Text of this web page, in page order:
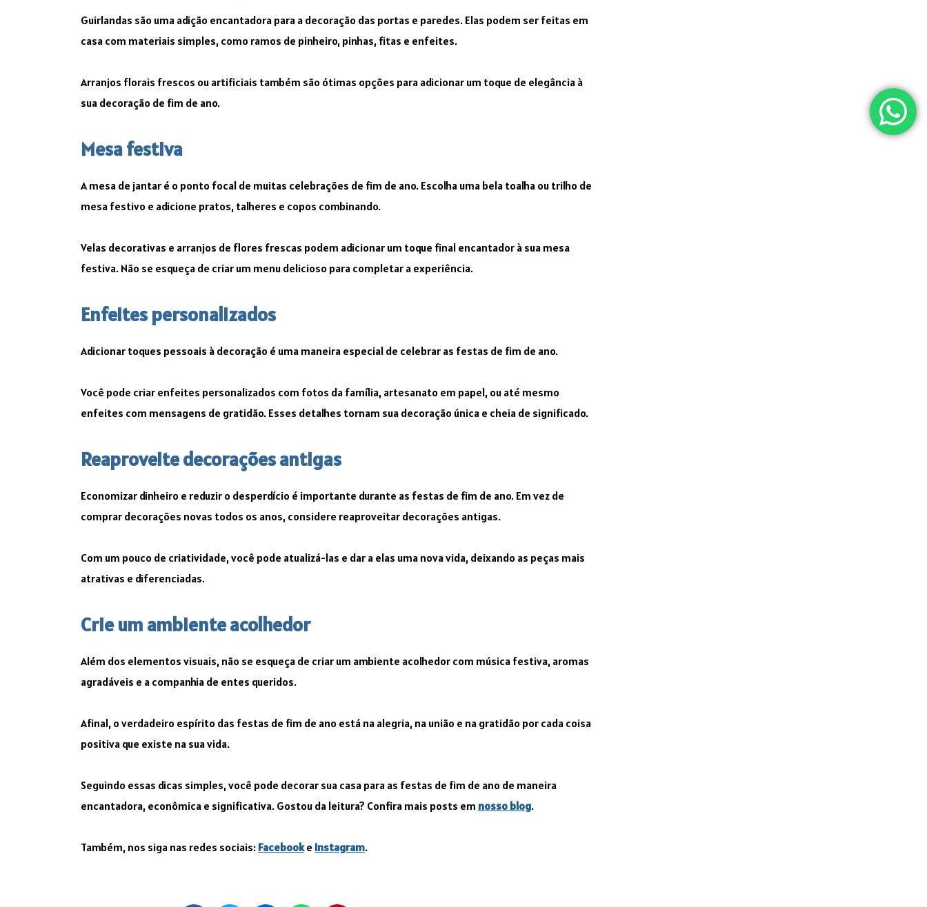
Guirlandas são uma adição encantadora para a decoração das portas e paredes. Elas podem ser feitas em
casa com materiais simples, como ramos de pinheiro, pinhas, fitas e enfeites.
Arranjos florais frescos ou artificiais também são ótimas opções para adicionar um toque de elegância à
sua decoração de fim de ano.
Mesa festiva
A mesa de jantar é o ponto focal de muitas celebrações de fim de ano. Escolha uma bela toalha ou trilho de
mesa festivo e adicione pratos, talheres e copos combinando.
Velas decorativas e arranjos de flores frescas podem adicionar um toque final encantador à sua mesa
festiva. Não se esqueça de criar um menu delicioso para completar a experiência.
Enfeites personalizados
Adicionar toques pessoais à decoração é uma maneira especial de celebrar as festas de fim de ano.
Você pode criar enfeites personalizados com fotos da família, artesanato em papel, ou até mesmo
enfeites com mensagens de gratidão. Esses detalhes tornam sua decoração única e cheia de significado.
Reaproveite decorações antigas
Economizar dinheiro e reduzir o desperdício é importante durante as festas de fim de ano. Em vez de
comprar decorações novas todos os anos, considere reaproveitar decorações antigas.
Com um pouco de criatividade, você pode atualizá-las e dar a elas uma nova vida, deixando as peças mais
atrativas e diferenciadas.
Crie um ambiente acolhedor
Além dos elementos visuais, não se esqueça de criar um ambiente acolhedor com música festiva, aromas
agradáveis e a companhia de entes queridos.
Afinal, o verdadeiro espírito das festas de fim de ano está na alegria, na união e na gratidão por cada coisa
positiva que existe na sua vida.
Seguindo essas dicas simples, você pode decorar sua casa para as festas de fim de ano de maneira
encantadora, econômica e significativa. Gostou da leitura? Confira mais posts em nosso blog.
Também, nos siga nas redes sociais: Facebooke Instagram.